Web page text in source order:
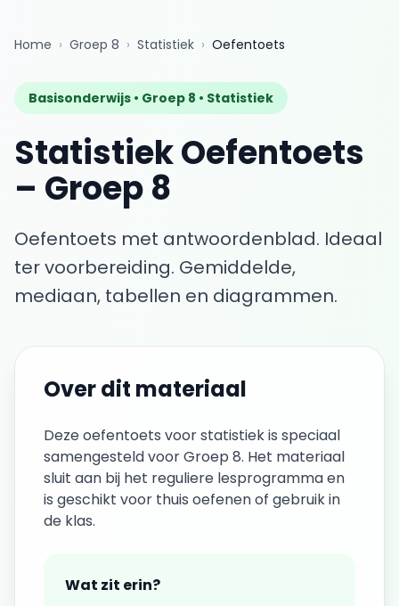
Home › Groep 8 › Statistiek › Oefentoets
Basisonderwijs • Groep 8 • Statistiek
StatistiekOefentoets
– Groep 8
Oefentoets met antwoordenblad. Ideaal
ter voorbereiding. Gemiddelde,
mediaan, tabellen en diagrammen.
Over dit materiaal
Dezeoefentoets voorstatistiekis speciaal
samengesteld voorGroep 8. Het materiaal
sluit aan bij het reguliere lesprogramma en
is geschikt voor thuis oefenen of gebruik in
de klas.
Wat zit erin?